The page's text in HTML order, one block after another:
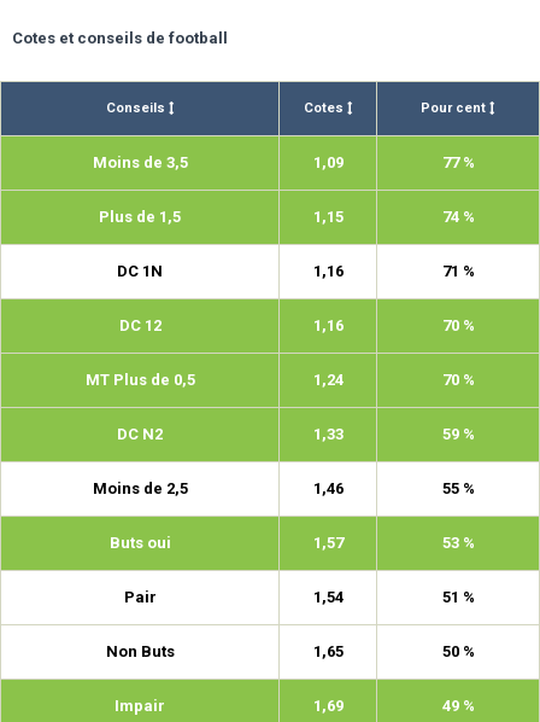
Cotes et conseils de football
Conseils Cotes Pour cent
Moins de 3,5 1,09 77 %
Plus de 1,5 1,15 74 %
DC 1N 1,16 71 %
DC 12 1,16 70 %
MT Plus de 0,5 1,24 70 %
DC N2 1,33 59 %
Moins de 2,5 1,46 55 %
Buts oui 1,57 53 %
Pair 1,54 51 %
Non Buts 1,65 50 %
Impair 1,69 49 %